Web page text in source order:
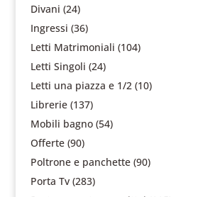
Divani (24)
Ingressi (36)
Letti Matrimoniali (104)
Letti Singoli (24)
Letti una piazza e 1/2 (10)
Librerie (137)
Mobili bagno (54)
Offerte (90)
Poltrone e panchette (90)
Porta Tv (283)